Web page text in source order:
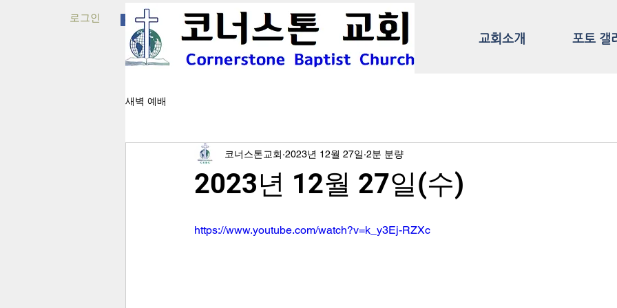
로그인
교회소개 포토 갤
새벽 예배
2023년 12월 27일(수)
코너스톤교회 2023년 12월 27일 2분 분량
https://www.youtube.com/watch?v=k_y3Ej-RZXc